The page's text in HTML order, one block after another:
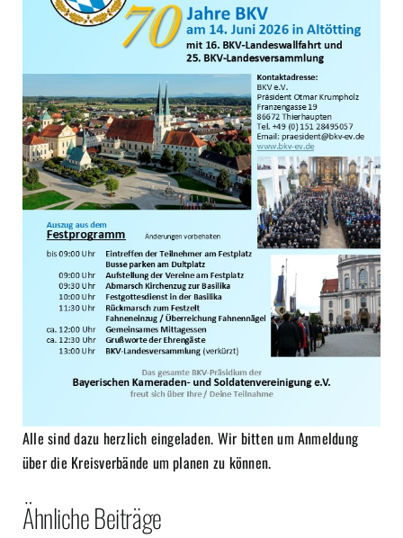
Alle sind dazu herzlich eingeladen. Wir bitten um Anmeldung
über die Kreisverbände um planen zu können.
Ähnliche Beiträge